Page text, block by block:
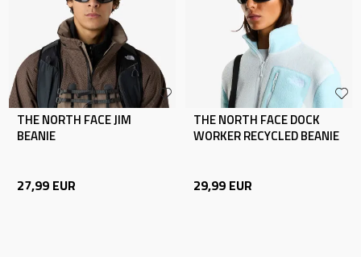
THE NORTH FACE JIM
BEANIE
27,99 EUR
THE NORTH FACE DOCK
WORKER RECYCLED BEANIE
29,99 EUR